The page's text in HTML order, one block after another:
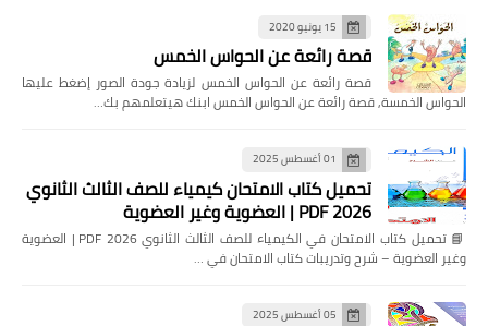
15 يونيو 2020
قصة رائعة عن الحواس الخمس
قصة رائعة عن الحواس الخمس لزيادة جودة الصور إضغط عليها
الحواس الخمسة, قصة رائعة عن الحواس الخمس ابنك هيتعلمهم بك…
01 أغسطس 2025
تحميل كتاب الامتحان كيمياء للصف الثالث الثانوي
2026 PDF | العضوية وغير العضوية
📘 تحميل كتاب الامتحان في الكيمياء للصف الثالث الثانوي 2026 PDF | العضوية
وغير العضوية – شرح وتدريبات كتاب الامتحان في …
05 أغسطس 2025